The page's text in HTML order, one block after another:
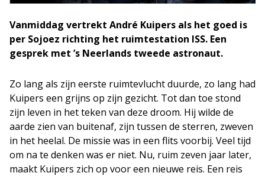
Vanmiddag vertrekt André Kuipers als het goed is
per Sojoez richting het ruimtestation ISS. Een
gesprek met ’s Neerlands tweede astronaut.
Zo lang als zijn eerste ruimtevlucht duurde, zo lang had
Kuipers een grijns op zijn gezicht. Tot dan toe stond
zijn leven in het teken van deze droom. Hij wilde de
aarde zien van buitenaf, zijn tussen de sterren, zweven
in het heelal. De missie was in een flits voorbij. Veel tijd
om na te denken was er niet. Nu, ruim zeven jaar later,
maakt Kuipers zich op voor een nieuwe reis. Een reis